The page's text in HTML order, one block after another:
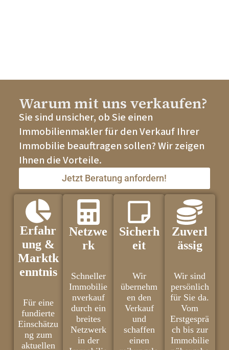
Warum mit uns verkaufen?
Sie sind unsicher, ob Sie einen
Immobilienmakler für den Verkauf Ihrer
Immobilie beauftragen sollen? Wir zeigen
Ihnen die Vorteile.
Jetzt Beratung anfordern!
Erfahr
ung &
Marktk
enntnis
Für eine
fundierte
Einschätzu
ng zum
aktuellen
Netzwe
rk
Schneller
Immobilie
nverkauf
durch ein
breites
Netzwerk
in der
Sicherh
eit
Wir
übernehm
en den
Verkauf
und
schaffen
einen
Zuverl
ässig
Wir sind
persönlich
für Sie da.
Vom
Erstgesprä
ch bis zur
Immobilie